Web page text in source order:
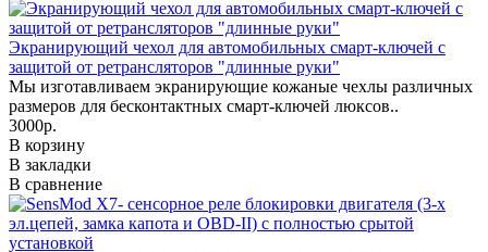
Экранирующий чехол для автомобильных смарт-ключей с
защитой от ретрансляторов "длинные руки"
Мы изготавливаем экранирующие кожаные чехлы различных
размеров для бесконтактных смарт-ключей люксов..
3000р.
В корзину
В закладки
В сравнение